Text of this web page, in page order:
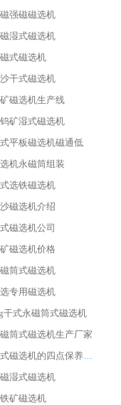
强磁磁选机
湿式磁选机
式磁选机
干式磁选机
磁选机生产线
矿湿式磁选机
平板磁选机磁通低
机永磁筒组装
选铁磁选机
磁选机介绍
磁选机公司
磁选机价格
筒式磁选机
专用磁选机
干式永磁筒式磁选机
筒式磁选机生产厂家
江苏干式磁选机的四点保养秘籍
湿式磁选机
矿磁选机